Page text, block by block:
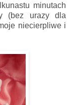
minutach
(bez urazy dla
niecierpliwe i